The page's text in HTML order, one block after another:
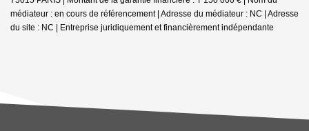
médiateur : en cours de référencement | Adresse du médiateur : NC | Adresse
du site : NC | Entreprise juridiquement et financièrement indépendante